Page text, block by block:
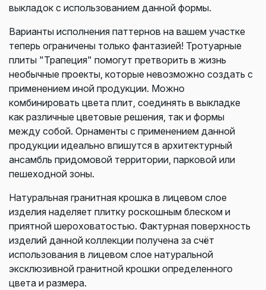
выкладок с использованием данной формы.
Варианты исполнения паттернов на вашем участке
теперь ограничены только фантазией! Тротуарные
плиты "Трапеция" помогут претворить в жизнь
необычные проекты, которые невозможно создать с
применением иной продукции. Можно
комбинировать цвета плит, соединять в выкладке
как различные цветовые решения, так и формы
между собой. Орнаменты с применением данной
продукции идеально впишутся в архитектурный
ансамбль придомовой территории, парковой или
пешеходной зоны.
Натуральная гранитная крошка в лицевом слое
изделия наделяет плитку роскошным блеском и
приятной шероховатостью. Фактурная поверхность
изделий данной коллекции получена за счёт
использования в лицевом слое натуральной
эксклюзивной гранитной крошки определенного
цвета и размера.